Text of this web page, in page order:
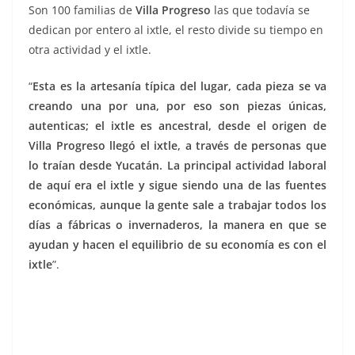
Son 100 familias de Villa Progreso las que todavía se
dedican por entero al ixtle, el resto divide su tiempo en
otra actividad y el ixtle.
“Esta es la artesanía típica del lugar, cada pieza se va
creando una por una, por eso son piezas únicas,
autenticas; el ixtle es ancestral, desde el origen de
Villa Progreso llegó el ixtle, a través de personas que
lo traían desde Yucatán. La principal actividad laboral
de aquí era el ixtle y sigue siendo una de las fuentes
económicas, aunque la gente sale a trabajar todos los
días a fábricas o invernaderos, la manera en que se
ayudan y hacen el equilibrio de su economía es con el
ixtle”.